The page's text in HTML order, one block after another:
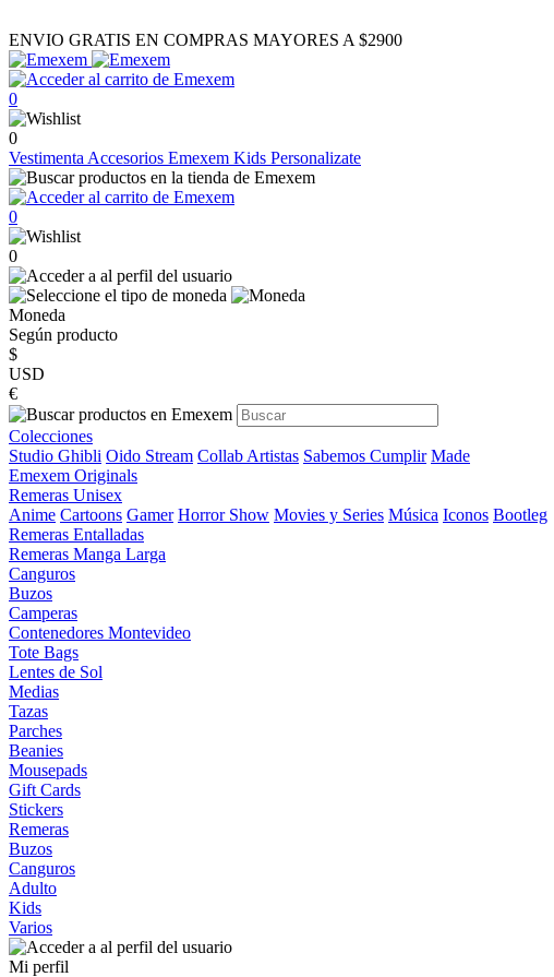
ENVIO GRATIS EN COMPRAS MAYORES A $2900
0
0
Vestimenta Accesorios Emexem Kids Personalizate
0
0
Moneda
Según producto
$
USD
€
Colecciones
Studio Ghibli Oido Stream Collab Artistas Sabemos Cumplir Made
Emexem Originals
Remeras Unisex
Anime Cartoons Gamer Horror Show Movies y Series Música Iconos Bootleg
Remeras Entalladas
Remeras Manga Larga
Canguros
Buzos
Camperas
Contenedores Montevideo
Tote Bags
Lentes de Sol
Medias
Tazas
Parches
Beanies
Mousepads
Gift Cards
Stickers
Remeras
Buzos
Canguros
Adulto
Kids
Varios
Mi perfil